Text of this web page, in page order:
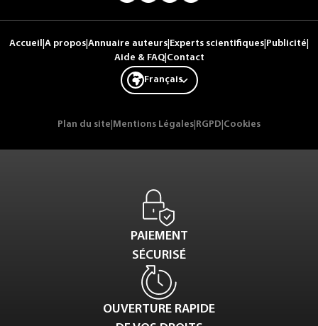
Accueil A propos Annuaire auteurs Experts scientifiques Publicité
Aide & FAQ| Contact
Français
Plan du site Mentions Légales RGPD Cookies
PAIEMENT
SÉCURISÉ
OUVERTURE RAPIDE